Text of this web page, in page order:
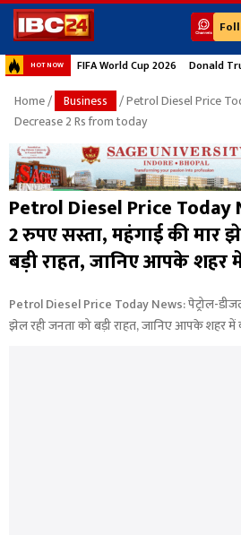
HOT NOW FIFA World Cup 2026 Donald
Home/ Business
/ Petrol Diesel Price
Decrease 2 Rs from today
Petrol Diesel Price Today
2 रुपए सस्ता, महंगाई की मार
बड़ी राहत, जानिए आपके शहर
Petrol Diesel Price Today News: पेट्रोल-
झेल रही जनता को बड़ी राहत, जानिए आपके शहर में